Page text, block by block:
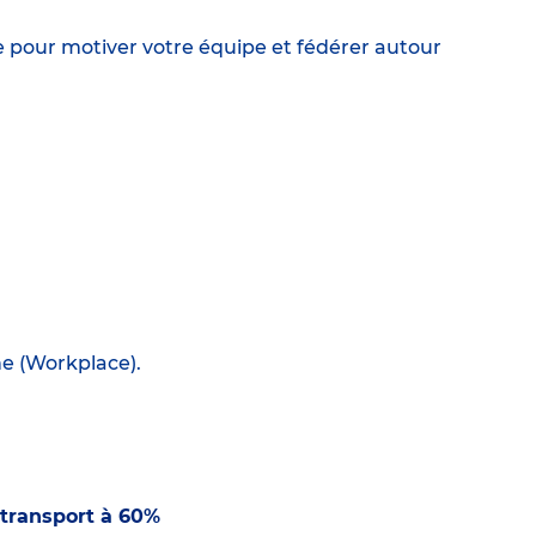
pour motiver votre équipe et fédérer autour
(Workplace).
à 60%